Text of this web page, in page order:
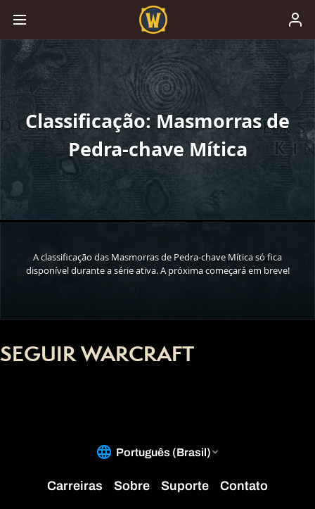
Classificação: Masmorras de
Pedra-chave Mítica
A classificação das Masmorras de Pedra-chave Mítica só fica
disponível durante a série ativa. A próxima começará em breve!
SEGUIR WARCRAFT